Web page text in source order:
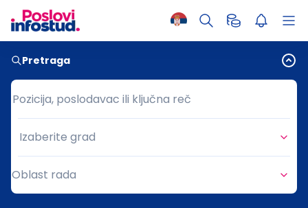
Pretraga
Pozicija, poslodavac ili ključna reč
Pozicija, poslodavac ili ključna reč
Grad
Izaberite grad
Oblast rada